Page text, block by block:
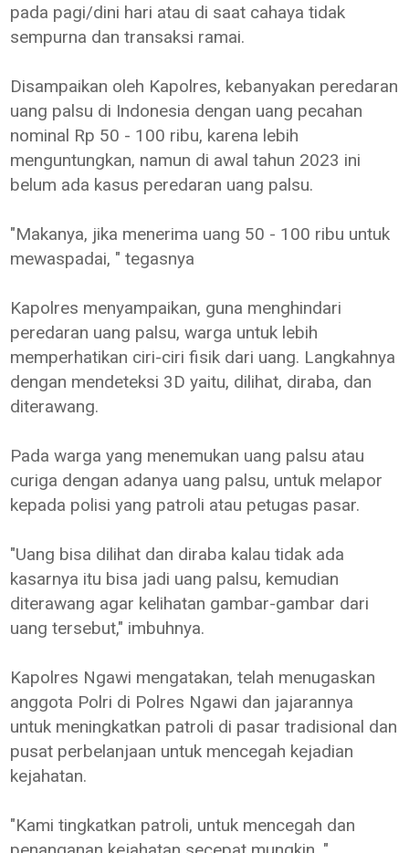
pada pagi/dini hari atau di saat cahaya tidak
sempurna dan transaksi ramai.
Disampaikan oleh Kapolres, kebanyakan peredaran
uang palsu di Indonesia dengan uang pecahan
nominal Rp 50 - 100 ribu, karena lebih
menguntungkan, namun di awal tahun 2023 ini
belum ada kasus peredaran uang palsu.
"Makanya, jika menerima uang 50 - 100 ribu untuk
mewaspadai, " tegasnya
Kapolres menyampaikan, guna menghindari
peredaran uang palsu, warga untuk lebih
memperhatikan ciri-ciri fisik dari uang. Langkahnya
dengan mendeteksi 3D yaitu, dilihat, diraba, dan
diterawang.
Pada warga yang menemukan uang palsu atau
curiga dengan adanya uang palsu, untuk melapor
kepada polisi yang patroli atau petugas pasar.
"Uang bisa dilihat dan diraba kalau tidak ada
kasarnya itu bisa jadi uang palsu, kemudian
diterawang agar kelihatan gambar-gambar dari
uang tersebut," imbuhnya.
Kapolres Ngawi mengatakan, telah menugaskan
anggota Polri di Polres Ngawi dan jajarannya
untuk meningkatkan patroli di pasar tradisional dan
pusat perbelanjaan untuk mencegah kejadian
kejahatan.
"Kami tingkatkan patroli, untuk mencegah dan